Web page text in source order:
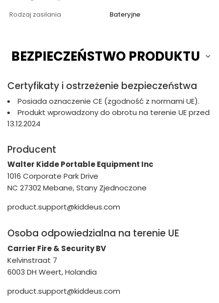
Rodzaj zasilania
Bateryjne
BEZPIECZEŃSTWO PRODUKTU
Certyfikaty i ostrzeżenie bezpieczeństwa
Posiada oznaczenie CE (zgodność z normami UE).
Produkt wprowadzony do obrotu na terenie UE przed
13.12.2024
Producent
Walter Kidde Portable Equipment Inc
1016 Corporate Park Drive
NC 27302 Mebane, Stany Zjednoczone
product.support@kiddeus.com
Osoba odpowiedzialna na terenie UE
Carrier Fire & Security BV
Kelvinstraat 7
6003 DH Weert, Holandia
product.support@kiddeus.com